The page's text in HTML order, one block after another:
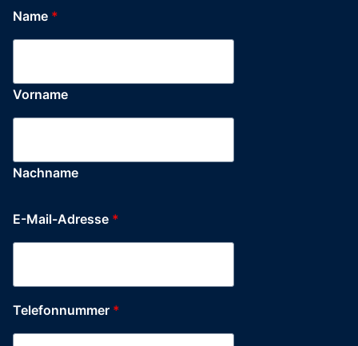
Name *
Vorname
Nachname
E-Mail-Adresse *
Anrede
Produkt-
Telefonnummer *